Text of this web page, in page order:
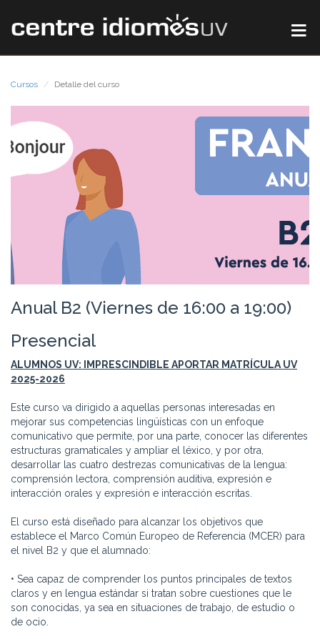
Cursos Detalle del curso
Anual B2 (Viernes de 16:00 a 19:00)
Presencial
ALUMNOS UV: IMPRESCINDIBLE APORTAR MATRÍCULA UV
2025-2026
Este curso va dirigido a aquellas personas interesadas en
mejorar sus competencias lingüísticas con un enfoque
comunicativo que permite, por una parte, conocer las diferentes
estructuras gramaticales y ampliar el léxico, y por otra,
desarrollar las cuatro destrezas comunicativas de la lengua:
comprensión lectora, comprensión auditiva, expresión e
interacción orales y expresión e interacción escritas.
El curso está diseñado para alcanzar los objetivos que
establece el Marco Común Europeo de Referencia (MCER) para
el nivel B2 y que el alumnado:
• Sea capaz de comprender los puntos principales de textos
claros y en lengua estándar si tratan sobre cuestiones que le
son conocidas, ya sea en situaciones de trabajo, de estudio o
de ocio.